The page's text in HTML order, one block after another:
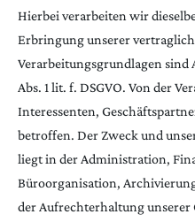
Hierbei verarbeiten wir
Erbringung unserer
Verarbeitungsgrundlagen sind
Abs. 1 lit. f. DSGVO. Von der
Interessenten,
betroffen. Der Zweck und
liegt in der Administration,
Büroorganisation,
der Aufrechterhaltung unserer